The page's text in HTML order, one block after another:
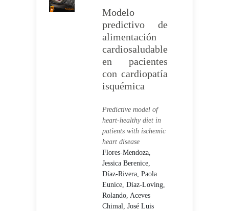
Modelo
predictivo de
alimentación
cardiosaludable
en pacientes
con cardiopatía
isquémica
Predictive model of
heart-healthy diet in
patients with ischemic
heart disease
Flores-Mendoza,
Jessica Berenice,
Díaz-Rivera, Paola
Eunice, Díaz-Loving,
Rolando, Aceves
Chimal, José Luis